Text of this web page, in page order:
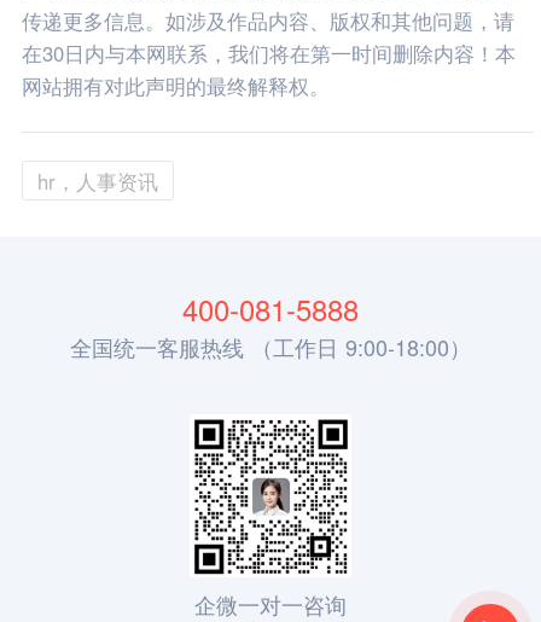
传递更多信息。如涉及作品内容、版权和其他问题，请
在30日内与本网联系，我们将在第一时间删除内容！本
网站拥有对此声明的最终解释权。
hr，人事资讯
400-081-5888
全国统一客服热线 （工作日 9:00-18:00）
企微一对一咨询